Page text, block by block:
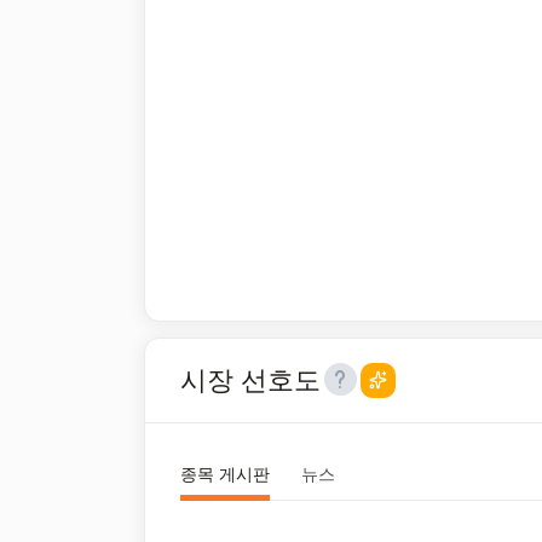
시장 선호도
종목 게시판 뉴스